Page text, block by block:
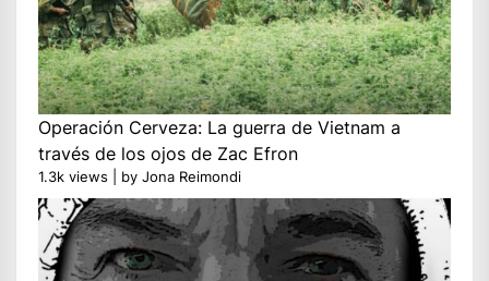
Operación Cerveza: La guerra de Vietnam a
través de los ojos de Zac Efron
1.3k views by Jona Reimondi